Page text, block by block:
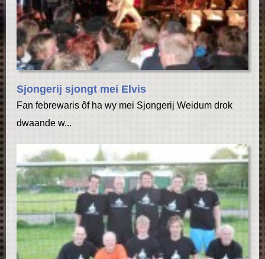
Sjongerij sjongt mei Elvis
Fan febrewaris ôf ha wy mei Sjongerij Weidum drok
dwaande w...